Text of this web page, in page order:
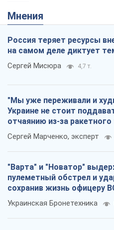
Мнения
Россия теряет ресурсы
на самом деле диктует
Сергей Мисюра 4,7 т.
"Мы уже переживали и
Украине не стоит
отчаянию из-за ракетного
Сергей Марченко, эксперт
"Варта" и "Новатор"
пулеметный обстрел и
сохранив жизнь офицеру
Украинская Бронетехника